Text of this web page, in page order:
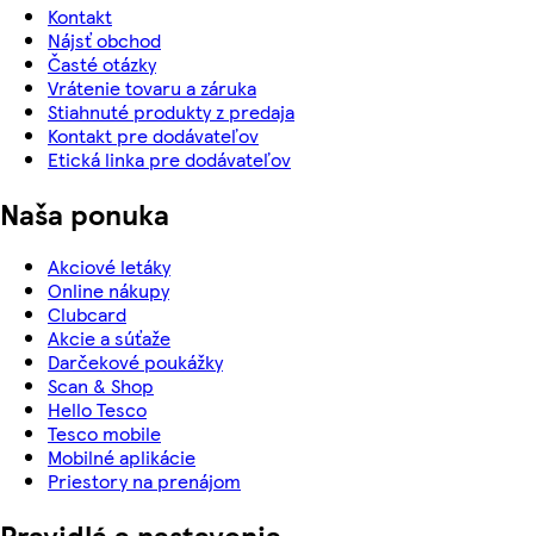
Kontakt
Nájsť obchod
Časté otázky
Vrátenie tovaru a záruka
Stiahnuté produkty z predaja
Kontakt pre dodávateľov
Etická linka pre dodávateľov
Naša ponuka
Akciové letáky
Online nákupy
Clubcard
Akcie a súťaže
Darčekové poukážky
Scan & Shop
Hello Tesco
Tesco mobile
Mobilné aplikácie
Priestory na prenájom